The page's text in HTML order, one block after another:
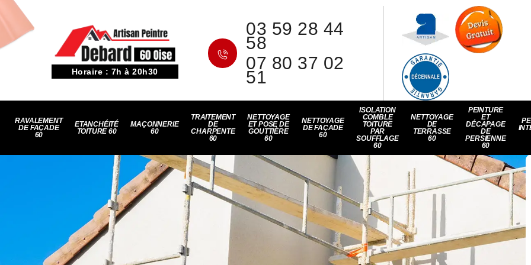
Horaire : 7h à 20h30
03 59 28 44
58
07 80 37 02
51
RAVALEMENT
DE FAÇADE
60
ETANCHÉITÉ
TOITURE 60
MAÇONNERIE
60
TRAITEMENT
DE
CHARPENTE
60
NETTOYAGE
ET POSE DE
GOUTTIÈRE
60
NETTOYAGE
DE FAÇADE
60
ISOLATION
COMBLE
TOITURE
PAR
SOUFFLAGE
60
NETTOYAGE
DE
TERRASSE
60
PEINTURE
ET
DÉCAPAGE
DE
PERSIENNE
60